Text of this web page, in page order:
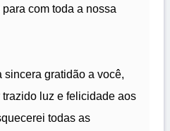
com toda a nossa
sincera gratidão a você,
luz e felicidade aos
todas as